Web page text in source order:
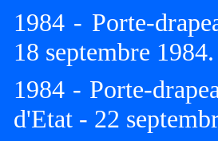
1984 - Porte-
18 septembre 1984.
1984 - Porte-
d'Etat - 22